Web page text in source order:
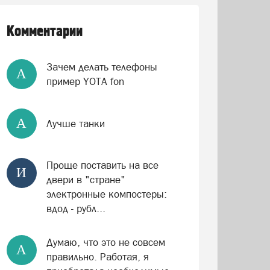
Комментарии
А
Зачем делать телефоны
пример YOTA fon
А Лучше танки
И
Проще поставить на все
двери в "стране"
электронные компостеры:
вдод - рубл...
А
Думаю, что это не совсем
правильно. Работая, я